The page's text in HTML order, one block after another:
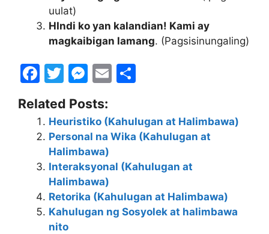
uulat)
HIndi ko yan kalandian! Kami ay
magkaibigan lamang. (Pagsisinungaling)
F
c
e
b
o
o
k
T
w
itt
er
M
s
s
e
n
g
er
E
ai
l
ar
e
Related Posts:
Heuristiko (Kahulugan at Halimbawa)
Personal na Wika (Kahulugan at
Halimbawa)
Interaksyonal (Kahulugan at
Halimbawa)
Retorika (Kahulugan at Halimbawa)
Kahulugan ng Sosyolek at halimbawa
nito